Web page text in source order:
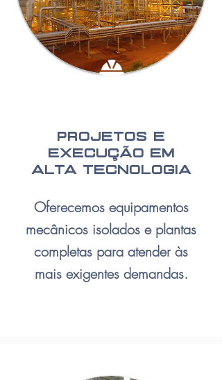
Projetos e
execução em
alta tecnologia
Oferecemos equipamentos
mecânicos isolados e plantas
completas para atender às
mais exigentes demandas.